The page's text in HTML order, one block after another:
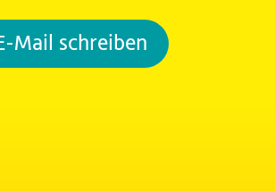
Mail schreiben